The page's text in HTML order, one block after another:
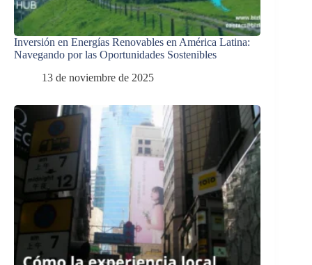
Inversión en Energías Renovables en América Latina:
Navegando por las Oportunidades Sostenibles
13 de noviembre de 2025